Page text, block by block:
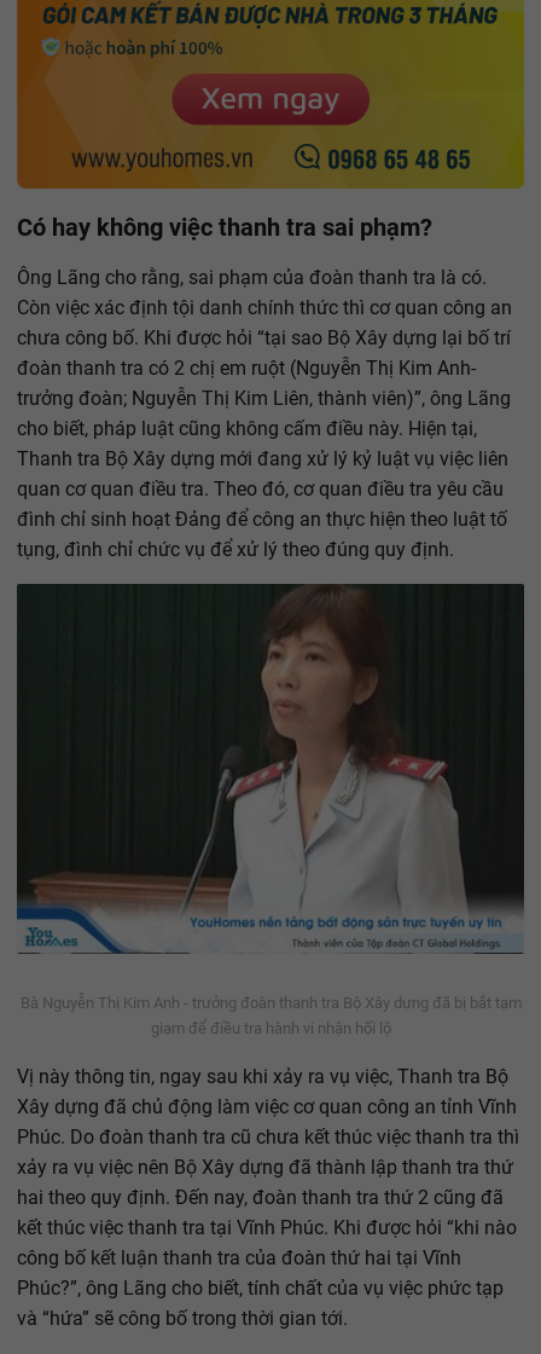
Có hay không việc thanh tra sai phạm?
Ông Lãng cho rằng, sai phạm của đoàn thanh tra là có.
Còn việc xác định tội danh chính thức thì cơ quan công an
chưa công bố. Khi được hỏi “tại sao Bộ Xây dựng lại bố trí
đoàn thanh tra có 2 chị em ruột (Nguyễn Thị Kim Anh-
trưởng đoàn; Nguyễn Thị Kim Liên, thành viên)”, ông Lãng
cho biết, pháp luật cũng không cấm điều này. Hiện tại,
Thanh tra Bộ Xây dựng mới đang xử lý kỷ luật vụ việc liên
quan cơ quan điều tra. Theo đó, cơ quan điều tra yêu cầu
đình chỉ sinh hoạt Đảng để công an thực hiện theo luật tố
tụng, đình chỉ chức vụ để xử lý theo đúng quy định.
Bà Nguyễn Thị Kim Anh - trưởng đoàn thanh tra Bộ Xây dựng đã bị bắt tạm
giam để điều tra hành vi nhận hối lộ
Vị này thông tin, ngay sau khi xảy ra vụ việc, Thanh tra Bộ
Xây dựng đã chủ động làm việc cơ quan công an tỉnh Vĩnh
Phúc. Do đoàn thanh tra cũ chưa kết thúc việc thanh tra thì
xảy ra vụ việc nên Bộ Xây dựng đã thành lập thanh tra thứ
hai theo quy định. Đến nay, đoàn thanh tra thứ 2 cũng đã
kết thúc việc thanh tra tại Vĩnh Phúc. Khi được hỏi “khi nào
công bố kết luận thanh tra của đoàn thứ hai tại Vĩnh
Phúc?”, ông Lãng cho biết, tính chất của vụ việc phức tạp
và “hứa” sẽ công bố trong thời gian tới.